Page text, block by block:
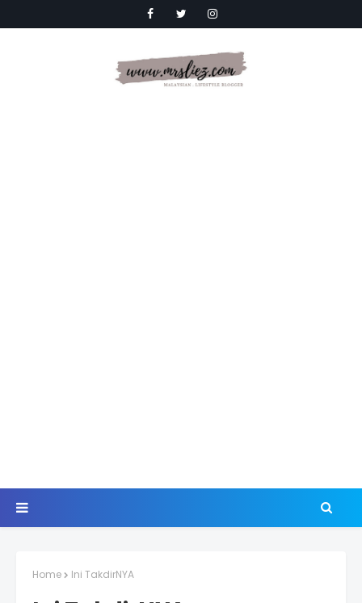
Home Ini TakdirNYA